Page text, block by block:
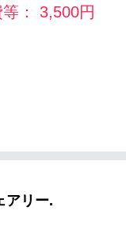
： 3,500円
アリー.